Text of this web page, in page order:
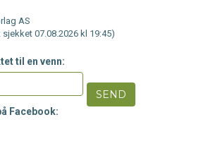
AS
07.08.2026 kl 19:45)
til en venn:
SEND
Facebook: